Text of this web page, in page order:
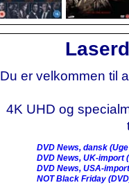
Du er velkommen til
4K UHD og
DVD News, dansk
DVD News, UK-import
DVD News, USA-
NOT Black Friday